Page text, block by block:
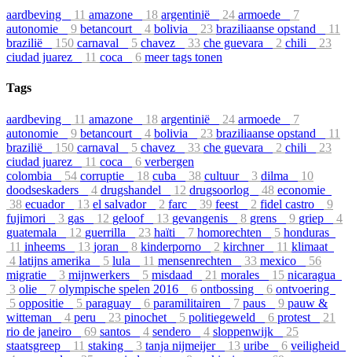
aardbeving 11 amazone 18 argentinië 24 armoede
7
autonomie
9 betancourt 4 bolivia 23 braziliaanse opstand
11
brazilië
150 carnaval 5 chavez 33 che guevara 2 chili
23
ciudad juarez
11 coca 6 meer tags tonen
Tags
aardbeving 11 amazone 18 argentinië 24 armoede
7
autonomie
9 betancourt 4 bolivia 23 braziliaanse opstand
11
brazilië
150 carnaval 5 chavez 33 che guevara 2 chili
23
ciudad juarez
11 coca 6 verbergen
colombia
54 corruptie 18 cuba 38 cultuur 3 dilma
10
doodseskaders
4 drugshandel 12 drugsoorlog 48 economie
38 ecuador 13 el salvador 2 farc 39 feest 2 fidel castro
9
fujimori
3 gas 12 geloof 13 gevangenis 8 grens 9 griep
4
guatemala
12 guerrilla 23 haïti 7 homorechten 5 honduras
11 inheems 13 joran 8 kinderporno 2 kirchner 11 klimaat
4 latijns amerika 5 lula 11 mensenrechten 33 mexico
56
migratie
3 mijnwerkers 5 misdaad 21 morales 15 nicaragua
3 olie 7 olympische spelen 2016 6 ontbossing 6 ontvoering
5 oppositie 5 paraguay 6 paramilitairen 7 paus 9 pauw &
witteman
4 peru 23 pinochet 5 politiegeweld 6 protest
21
rio de janeiro
69 santos 4 sendero 4 sloppenwijk
25
staatsgreep
11 staking 3 tanja nijmeijer 13 uribe 6 veiligheid